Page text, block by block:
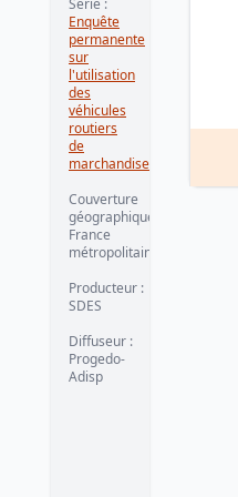
Série :
Enquête
permanente
sur
l'utilisation
des
véhicules
routiers
de
marchandises
Couverture
géographique
France
métropolitaine
Producteur :
SDES
Diffuseur :
Progedo-
Adisp